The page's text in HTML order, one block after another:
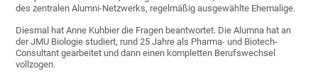
des zentralen Alumni-Netzwerks, regelmäßig ausgewählte Ehemalige.
Diesmal hat Anne Kuhbier die Fragen beantwortet. Die Alumna hat an
der JMU Biologie studiert, rund 25 Jahre als Pharma- und Biotech-
Consultant gearbeitet und dann einen kompletten Berufswechsel
vollzogen.